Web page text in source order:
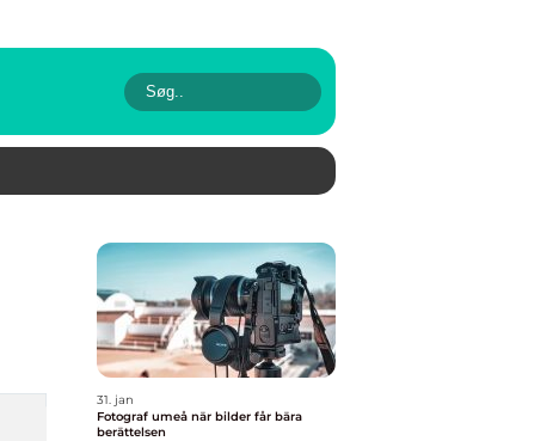
31. jan
Fotograf umeå när bilder får bära
berättelsen